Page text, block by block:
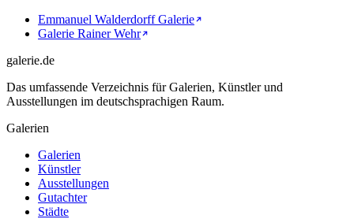
Emmanuel Walderdorff Galerie
Galerie Rainer Wehr
galerie.de
Das umfassende Verzeichnis für Galerien, Künstler und
Ausstellungen im deutschsprachigen Raum.
Galerien
Galerien
Künstler
Ausstellungen
Gutachter
Städte